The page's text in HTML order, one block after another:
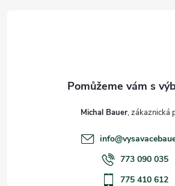
Michal Bauer
info@
773 090 035
775 410 612